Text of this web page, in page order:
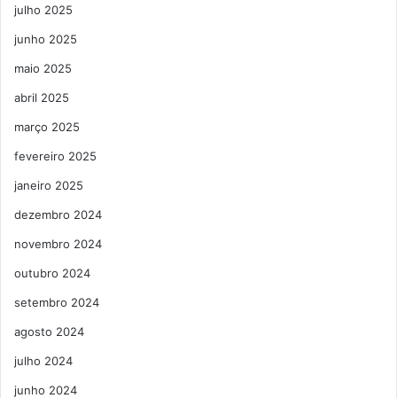
julho 2025
junho 2025
maio 2025
abril 2025
março 2025
fevereiro 2025
janeiro 2025
dezembro 2024
novembro 2024
outubro 2024
setembro 2024
agosto 2024
julho 2024
junho 2024